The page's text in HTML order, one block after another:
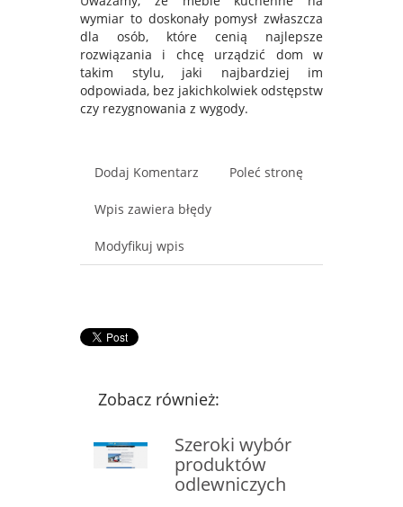
wymiar to doskonały pomysł zwłaszcza
dla osób, które cenią najlepsze
rozwiązania i chcę urządzić dom w
takim stylu, jaki najbardziej im
odpowiada, bez jakichkolwiek odstępstw
czy rezygnowania z wygody.
Dodaj Komentarz Poleć stronę
Wpis zawiera błędy
Modyfikuj wpis
Zobacz również:
Szeroki wybór
produktów
odlewniczych